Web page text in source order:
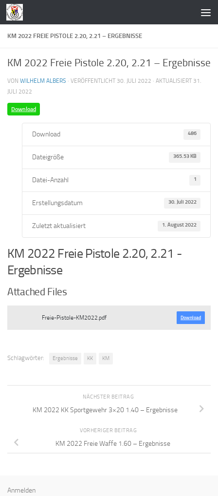
Zum Inhalt springen
KM 2022 FREIE PISTOLE 2.20, 2.21 – ERGEBNISSE
KM 2022 Freie Pistole 2.20, 2.21 – Ergebnisse
VON WILHELM ALBERS · VERÖFFENTLICHT 30. JULI 2022 · AKTUALISIERT 31.
JULI 2022
Download
Download 486
Dateigröße 365.53 KB
Datei-Anzahl 1
Erstellungsdatum 30. Juli 2022
Zuletzt aktualisiert 1. August 2022
KM 2022 Freie Pistole 2.20, 2.21 -
Ergebnisse
Attached Files
Freie-Pistole-KM2022.pdf Download
Schlagwörter: Ergebnisse KK KM
NÄCHSTER BEITRAG
KM 2022 KK Sportgewehr 3×20 1.40 – Ergebnisse
VORHERIGER BEITRAG
KM 2022 Freie Waffe 1.60 – Ergebnisse
Anmelden